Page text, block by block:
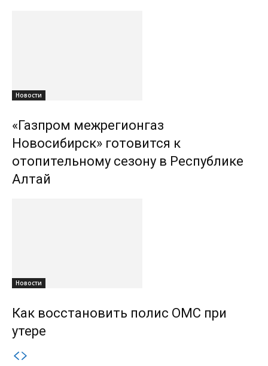
Новости
«Газпром межрегионгаз
Новосибирск» готовится к
отопительному сезону в Республике
Алтай
Новости
Как восстановить полис ОМС при
утере